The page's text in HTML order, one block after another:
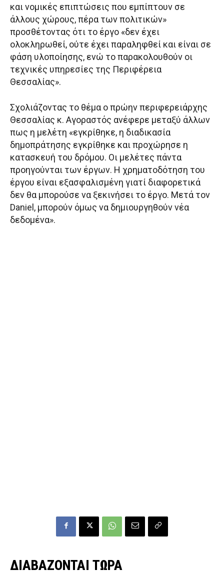
και νομικές επιπτώσεις που εμπίπτουν σε
άλλους χώρους, πέρα των πολιτικών»
προσθέτοντας ότι το έργο «δεν έχει
ολοκληρωθεί, ούτε έχει παραληφθεί και είναι σε
φάση υλοποίησης, ενώ το παρακολουθούν οι
τεχνικές υπηρεσίες της Περιφέρεια
Θεσσαλίας».
Σχολιάζοντας το θέμα ο πρώην περιφερειάρχης
Θεσσαλίας κ. Αγοραστός ανέφερε μεταξύ άλλων
πως η μελέτη «εγκρίθηκε, η διαδικασία
δημοπράτησης εγκρίθηκε και προχώρησε η
κατασκευή του δρόμου. Οι μελέτες πάντα
προηγούνται των έργων. Η χρηματοδότηση του
έργου είναι εξασφαλισμένη γιατί διαφορετικά
δεν θα μπορούσε να ξεκινήσει το έργο. Μετά τον
Daniel, μπορούν όμως να δημιουργηθούν νέα
δεδομένα».
ΔΙΑΒΑΖΟΝΤΑΙ ΤΩΡΑ